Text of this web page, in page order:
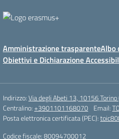
Amministrazione trasparenteAlbo
Obiettivi e Dichiarazione
Indirizzo:Via degli Abeti 13, 10156 Torino
Centralino:+3901101168070 Email:
Posta elettronica certificata (PEC):
Codice fiscale: 80094700012